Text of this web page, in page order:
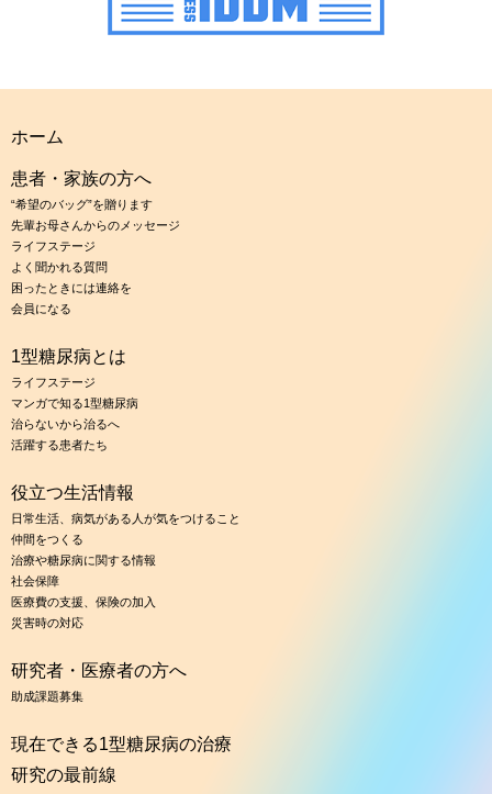
ホーム
患者・家族の方へ
“希望のバッグ”を贈ります
先輩お母さんからのメッセージ
ライフステージ
よく聞かれる質問
困ったときには連絡を
会員になる
1型糖尿病とは
ライフステージ
マンガで知る1型糖尿病
治らないから治るへ
活躍する患者たち
役立つ生活情報
日常生活、病気がある人が気をつけること
仲間をつくる
治療や糖尿病に関する情報
社会保障
医療費の支援、保険の加入
災害時の対応
研究者・医療者の方へ
助成課題募集
現在できる1型糖尿病の治療
研究の最前線